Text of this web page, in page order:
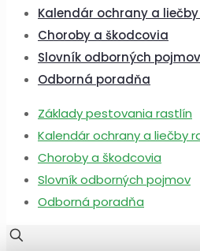
Kalendár ochrany a
Choroby a škodcovia
Slovník odborných pojmov
Odborná poradňa
Základy pestovania rastlín
Kalendár ochrany a liečby
Choroby a škodcovia
Slovník odborných pojmov
Odborná poradňa